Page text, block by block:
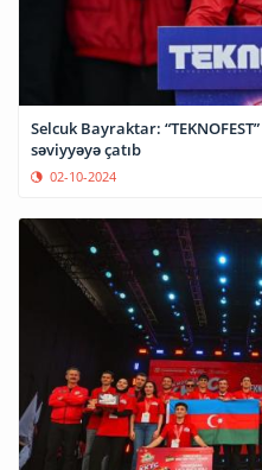
Selcuk Bayraktar:
səviyyəyə çatıb
02-10-2024